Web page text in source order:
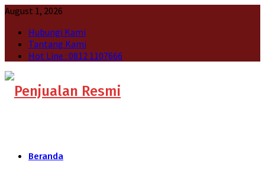
August 1, 2026
Hubungi Kami
Tantang Kami
Hot Line : 0812 1107666
Beranda